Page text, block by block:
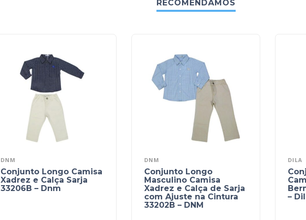
RECOMENDAMOS
DNM
Conjunto Longo Camisa
Xadrez e Calça Sarja
33206B – Dnm
DNM
Conjunto Longo
Masculino Camisa
Xadrez e Calça de Sarja
com Ajuste na Cintura
33202B – DNM
DILA
–